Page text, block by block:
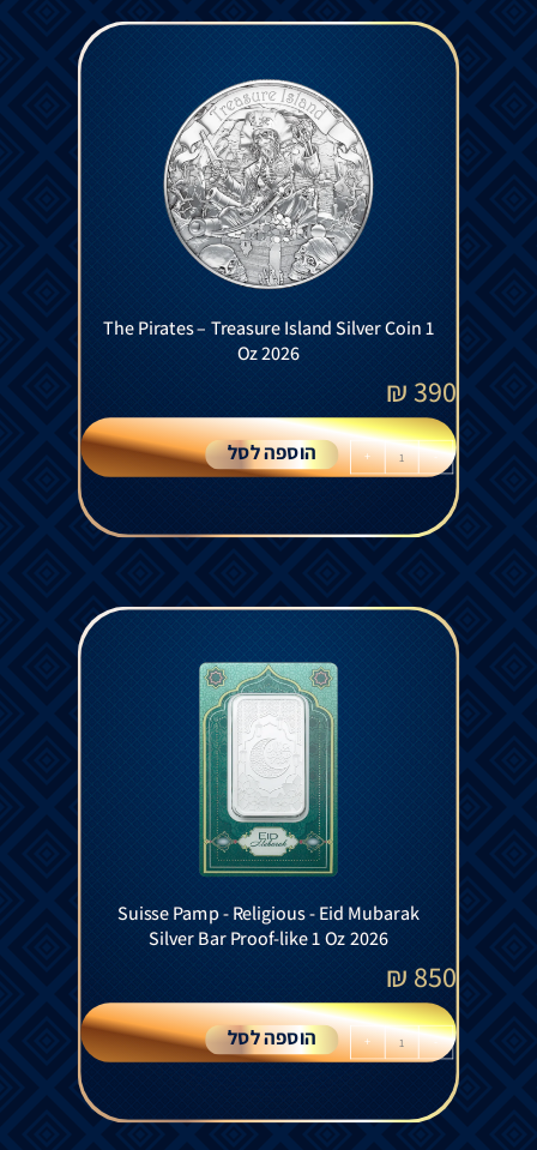
The Pirates – Treasure Island Silver Coin 1
Oz 2026
390
₪
-
+ הוספה לסל
Suisse Pamp - Religious - Eid Mubarak
Silver Bar Proof-like 1 Oz 2026
850
₪
-
+ הוספה לסל